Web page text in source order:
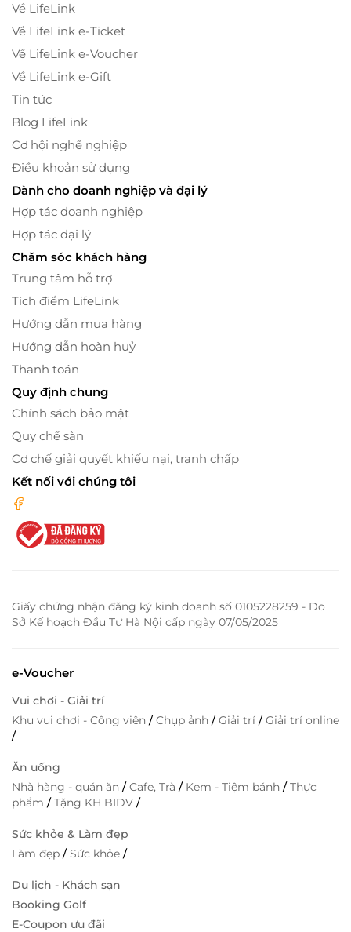
Về LifeLink
Về LifeLink e-Ticket
Về LifeLink e-Voucher
Về LifeLink e-Gift
Tin tức
Blog LifeLink
Cơ hội nghề nghiệp
Điều khoản sử dụng
Dành cho doanh nghiệp và đại lý
Hợp tác doanh nghiệp
Hợp tác đại lý
Chăm sóc khách hàng
Trung tâm hỗ trợ
Tích điểm LifeLink
Hướng dẫn mua hàng
Hướng dẫn hoàn huỷ
Thanh toán
Quy định chung
Chính sách bảo mật
Quy chế sàn
Cơ chế giải quyết khiếu nại, tranh chấp
Kết nối với chúng tôi
Giấy chứng nhận đăng ký kinh doanh số 0105228259 - Do
Sở Kế hoạch Đầu Tư Hà Nội cấp ngày 07/05/2025
e-Voucher
Vui chơi - Giải trí
Khu vui chơi - Công viên /Chụp ảnh /Giải trí /Giải trí online
/
Ăn uống
Nhà hàng - quán ăn /Cafe, Trà / Kem - Tiệm bánh /Thực
phẩm /Tặng KH BIDV /
Sức khỏe & Làm đẹp
Làm đẹp /Sức khỏe /
Du lịch - Khách sạn
Booking Golf
E-Coupon ưu đãi